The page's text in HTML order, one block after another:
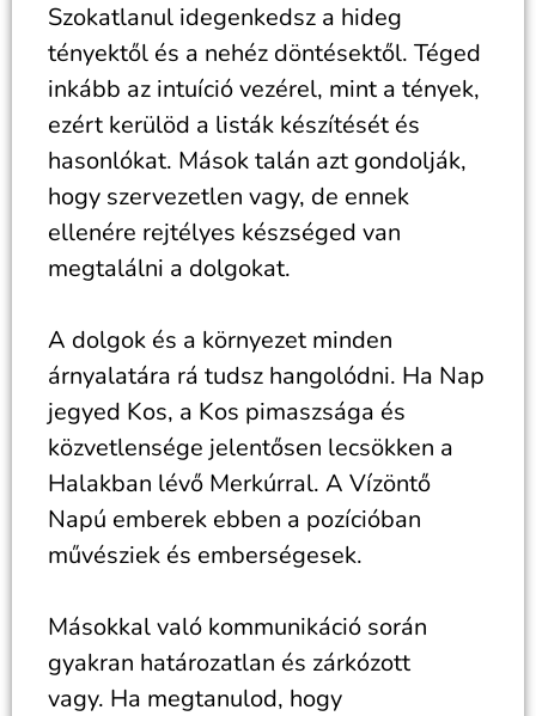
Szokatlanul idegenkedsz a hideg
tényektől és a nehéz döntésektől. Téged
inkább az intuíció vezérel, mint a tények,
ezért kerülöd a listák készítését és
hasonlókat. Mások talán azt gondolják,
hogy szervezetlen vagy, de ennek
ellenére rejtélyes készséged van
megtalálni a dolgokat.
A dolgok és a környezet minden
árnyalatára rá tudsz hangolódni. Ha Nap
jegyed Kos, a Kos pimaszsága és
közvetlensége jelentősen lecsökken a
Halakban lévő Merkúrral. A Vízöntő
Napú emberek ebben a pozícióban
művésziek és emberségesek.
Másokkal való kommunikáció során
gyakran határozatlan és zárkózott
vagy. Ha megtanulod, hogy